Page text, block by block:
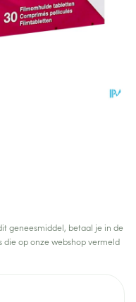
geneesmiddel, betaal je in de
op onze webshop vermeld